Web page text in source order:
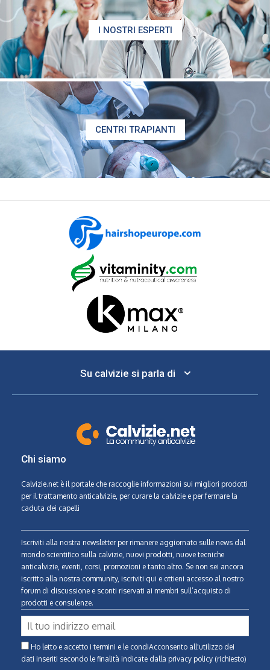
I NOSTRI ESPERTI
CENTRI TRAPIANTI
Su calvizie si parla di
Chi siamo
Calvizie.net è il portale che raccoglie informazioni sui migliori prodotti
per il trattamento anticalvizie, per curare la calvizie e per fermare la
caduta dei capelli
Iscriviti alla nostra newsletter per rimanere aggiornato sulle news dal
mondo scientifico sulla calvizie, nuovi prodotti, nuove tecniche
anticalvizie, eventi, corsi, promozioni e tanto altro. Se non sei ancora
iscritto alla nostra community, iscriviti qui e ottieni accesso al nostro
forum di discussione e sconti riservati ai membri sull’acquisto di
prodotti e consulenze.
Ho letto e accetto i termini e le condiAcconsento all'utilizzo dei
dati inseriti secondo le finalità indicate dalla privacy policy (richiesto)